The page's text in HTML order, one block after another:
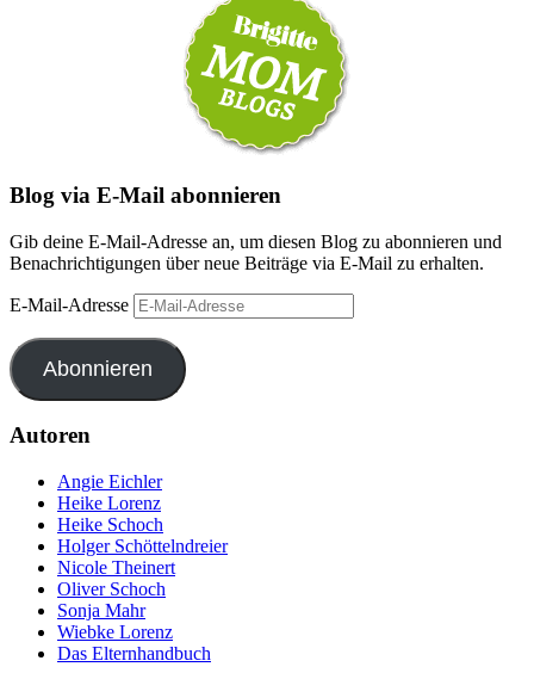
Blog via E-Mail abonnieren
Gib deine E-Mail-Adresse an, um diesen Blog zu abonnieren und
Benachrichtigungen über neue Beiträge via E-Mail zu erhalten.
E-Mail-Adresse
Abonnieren
Autoren
Angie Eichler
Heike Lorenz
Heike Schoch
Holger Schöttelndreier
Nicole Theinert
Oliver Schoch
Sonja Mahr
Wiebke Lorenz
Das Elternhandbuch